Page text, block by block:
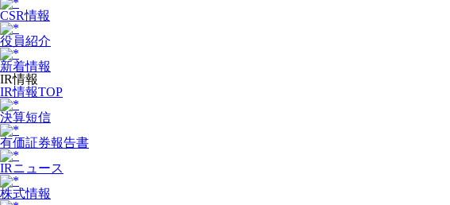
CSR情報
役員紹介
新着情報
IR情報
IR情報TOP
決算短信
有価証券報告書
IRニュース
株式情報